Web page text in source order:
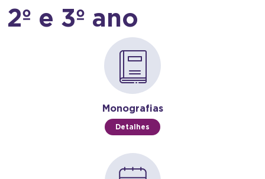
2º e 3º ano
Monografias
Detalhes